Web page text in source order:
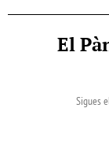
El
Sigues